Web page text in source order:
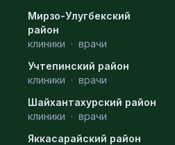
Мирзо-Улугбекский
район
клиники · врачи
Учтепинский район
клиники · врачи
Шайхантахурский район
клиники · врачи
Яккасарайский район